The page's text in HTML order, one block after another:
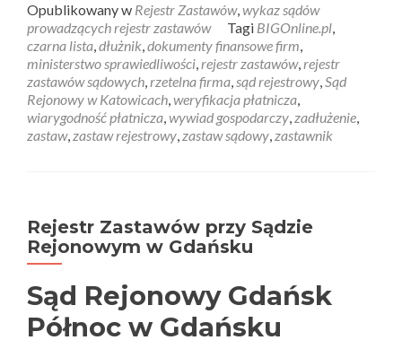
Opublikowany w Rejestr Zastawów,wykaz sądów
prowadzących rejestr zastawów
Tagi BIGOnline.pl,
czarna lista,dłużnik,dokumenty finansowe firm,
ministerstwo sprawiedliwości,rejestr zastawów,rejestr
zastawów sądowych,rzetelna firma,sąd rejestrowy,Sąd
Rejonowy w Katowicach,weryfikacja płatnicza,
wiarygodność płatnicza,wywiad gospodarczy,zadłużenie,
zastaw,zastaw rejestrowy,zastaw sądowy,zastawnik
Rejestr Zastawów przy Sądzie
Rejonowym w Gdańsku
Sąd Rejonowy Gdańsk
Północ w Gdańsku